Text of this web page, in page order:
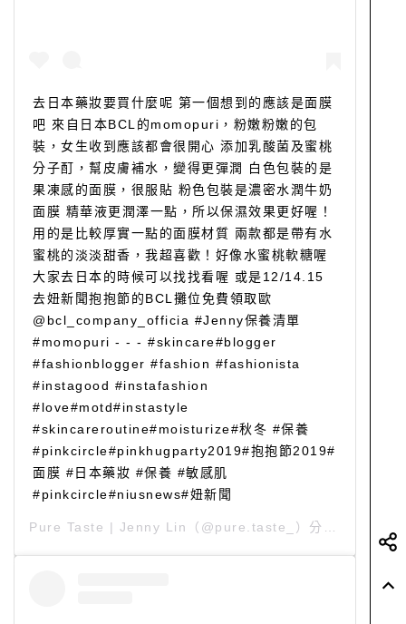
去日本藥妝要買什麼呢 第一個想到的應該是面膜
吧 來自日本BCL的momopuri，粉嫩粉嫩的包
裝，女生收到應該都會很開心 添加乳酸菌及蜜桃
分子酊，幫皮膚補水，變得更彈潤 白色包裝的是
果凍感的面膜，很服貼 粉色包裝是濃密水潤牛奶
面膜 精華液更潤澤一點，所以保濕效果更好喔！
用的是比較厚實一點的面膜材質 兩款都是帶有水
蜜桃的淡淡甜香，我超喜歡！好像水蜜桃軟糖喔
大家去日本的時候可以找找看喔 或是12/14.15
去妞新聞抱抱節的BCL攤位免費領取歐
@bcl_company_officia #Jenny保養清單
#momopuri - - - #skincare#blogger
#fashionblogger #fashion #fashionista
#instagood #instafashion
#love#motd#instastyle
#skincareroutine#moisturize#秋冬 #保養
#pinkcircle#pinkhugparty2019#抱抱節2019#
面膜 #日本藥妝 #保養 #敏感肌
#pinkcircle#niusnews#妞新聞
Pure Taste | Jenny Lin （@pure.taste_）分享的貼文 於